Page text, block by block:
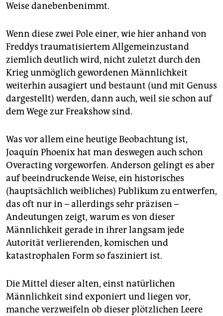
Weise danebenbenimmt.
Wenn diese zwei Pole einer, wie hier anhand von
Freddys traumatisiertem Allgemeinzustand
ziemlich deutlich wird, nicht zuletzt durch den
Krieg unmöglich gewordenen Männlichkeit
weiterhin ausagiert und bestaunt (und mit Genuss
dargestellt) werden, dann auch, weil sie schon auf
dem Wege zur Freakshow sind.
Was vor allem eine heutige Beobachtung ist,
Joaquín Phoenix hat man deswegen auch schon
Overacting vorgeworfen. Anderson gelingt es aber
auf beeindruckende Weise, ein historisches
(hauptsächlich weibliches) Publikum zu entwerfen,
das oft nur in – allerdings sehr präzisen –
Andeutungen zeigt, warum es von dieser
Männlichkeit gerade in ihrer langsam jede
Autorität verlierenden, komischen und
katastrophalen Form so fasziniert ist.
Die Mittel dieser alten, einst natürlichen
Männlichkeit sind exponiert und liegen vor,
manche verzweifeln ob dieser plötzlichen Leere